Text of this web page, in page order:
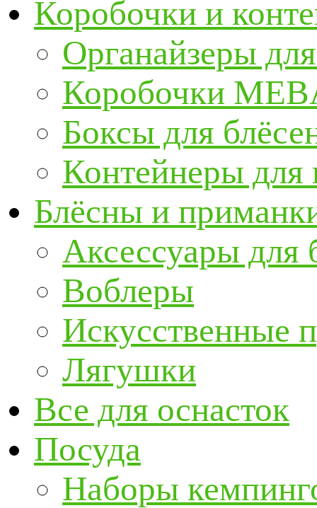
Коробочки и
Органайзеры
Коробочки
Боксы для
Контейнеры для
Блёсны и
Аксессуары для
Воблеры
Искусственные
Лягушки
Все для оснасток
Посуда
Наборы